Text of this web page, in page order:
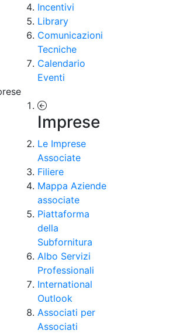
Incentivi
Library
Comunicazioni
Tecniche
Calendario
Eventi
Imprese
Le Imprese
Associate
Filiere
Mappa Aziende
associate
Piattaforma
della
Subfornitura
Albo Servizi
Professionali
International
Outlook
Associati per
Associati